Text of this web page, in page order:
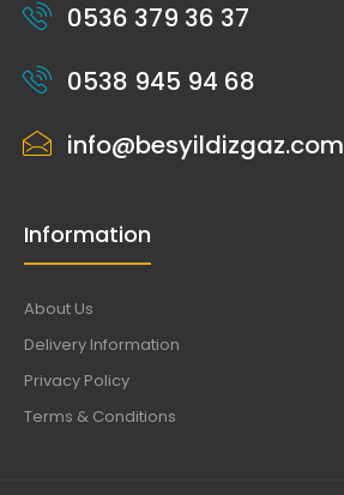
0536 379 36 37
0538 945 94 68
info@besyildizgaz.com
Information
About Us
Delivery Information
Privacy Policy
Terms & Conditions